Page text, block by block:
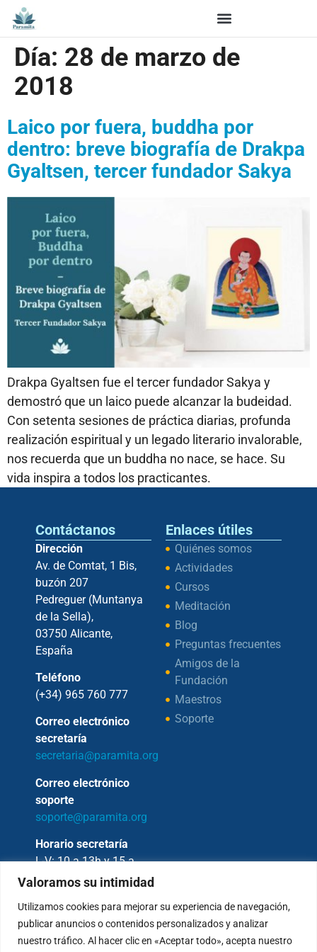
Valoramos su intimidad
Utilizamos cookies para mejorar su experiencia de navegación,
publicar anuncios o contenidos personalizados y analizar
nuestro tráfico. Al hacer clic en «Aceptar todo», acepta nuestro
Día: 28 de marzo de
2018
Laico por fuera, buddha por
dentro: breve biografía de Drakpa
Gyaltsen, tercer fundador Sakya
Drakpa Gyaltsen fue el tercer fundador Sakya y
demostró que un laico puede alcanzar la budeidad.
Con setenta sesiones de práctica diarias, profunda
realización espiritual y un legado literario invalorable,
nos recuerda que un buddha no nace, se hace. Su
vida inspira a todos los practicantes.
Contáctanos
Dirección
Av. de Comtat, 1 Bis,
buzón 207
Pedreguer (Muntanya
de la Sella),
03750 Alicante,
España
Teléfono
(+34) 965 760 777
Correo electrónico
secretaría
secretaria@paramita.org
Correo electrónico
soporte
soporte@paramita.org
Horario secretaría
L-V: 10 a 13h y 15 a
17h
Enlaces útiles
Quiénes somos
Actividades
Cursos
Meditación
Blog
Preguntas frecuentes
Amigos de la
Fundación
Maestros
Soporte